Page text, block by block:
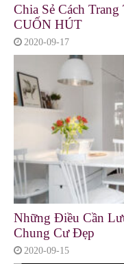
Chia Sẻ Cách
CUỐN HÚT
2020-09-17
Những Điều Cần
Chung Cư Đẹp
2020-09-15